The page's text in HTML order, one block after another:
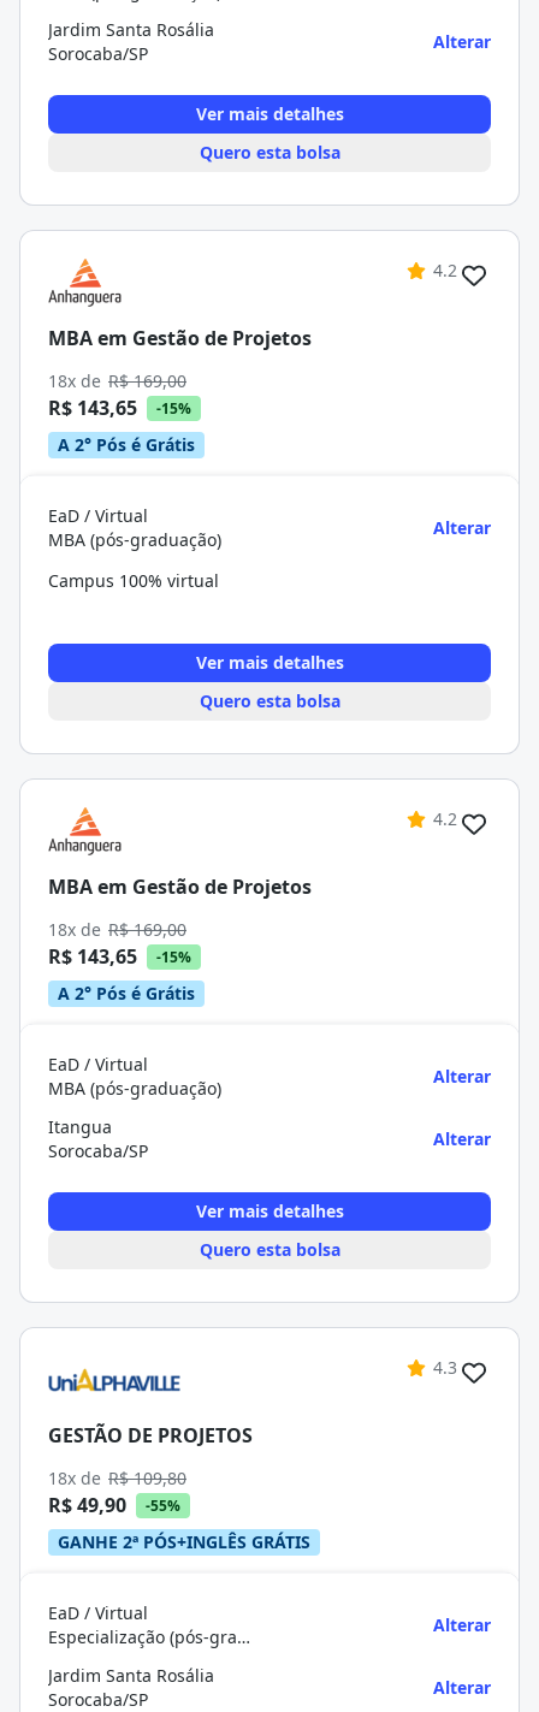
Jardim Santa Rosália
Sorocaba/SP
Alterar
Ver mais detalhes
Quero esta bolsa
4.2
MBA em Gestão de Projetos
18x de R$ 169,00
R$ 143,65 -15%
A 2° Pós é Grátis
EaD / Virtual
MBA (pós-graduação)
Alterar
Campus 100% virtual
Ver mais detalhes
Quero esta bolsa
4.2
MBA em Gestão de Projetos
18x de R$ 169,00
R$ 143,65 -15%
A 2° Pós é Grátis
EaD / Virtual
MBA (pós-graduação)
Alterar
Itangua
Sorocaba/SP
Alterar
Ver mais detalhes
Quero esta bolsa
4.3
GESTÃO DE PROJETOS
18x de R$ 109,80
R$ 49,90 -55%
GANHE 2ª PÓS+INGLÊS GRÁTIS
EaD / Virtual
Especialização (pós-graduação)
Alterar
Jardim Santa Rosália
Sorocaba/SP
Alterar